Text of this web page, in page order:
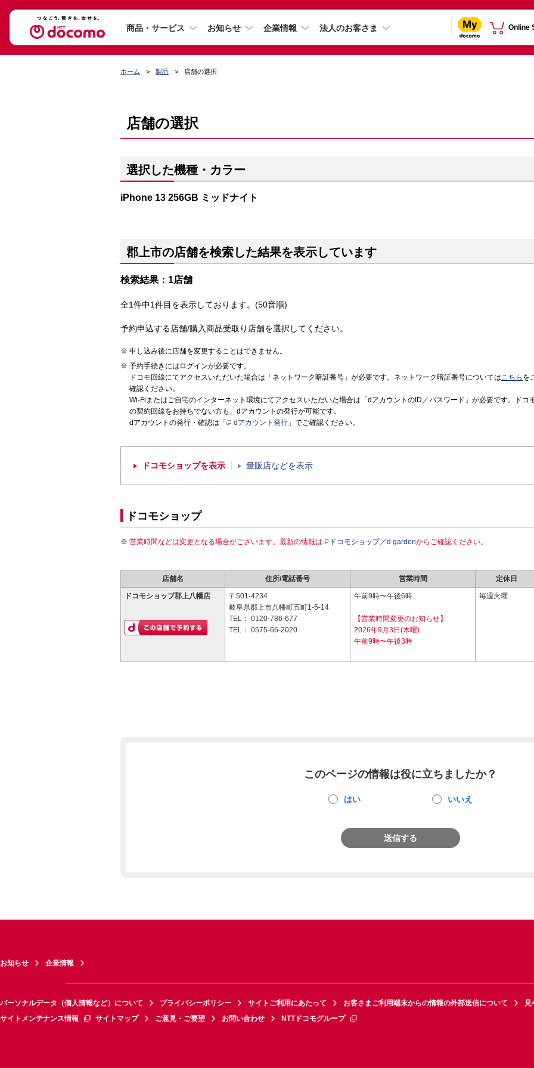
商品・サービス お知らせ 企業情報 法人のお客さま Online
ホーム 製品 店舗の選択
店舗の選択
選択した機種・カラー
iPhone 13 256GB ミッドナイト
郡上市の店舗を検索した結果を表示しています
検索結果：1店舗
全1件中1件目を表示しております。(50音順)
予約申込する店舗/購入商品受取り店舗を選択してください。
申し込み後に店舗を変更することはできません。
予約手続きにはログインが必要です。
ドコモ回線にてアクセスいただいた場合は「ネットワーク暗証番号」が必要です。ネットワーク暗証番号についてはこちら を
確認ください。
Wi-Fiまたはご自宅のインターネット環境にてアクセスいただいた場合は「dアカウントのID／パスワード」が必要です。ドコ
の契約回線をお持ちでない方も、dアカウントの発行が可能です。
dアカウントの発行・確認は「
dアカウント発行 」でご確認ください。
ドコモショップを表示 量販店などを表示
ドコモショップ
営業時間などは変更となる場合がございます。最新の情報は ドコモショップ／d gardenからご確認ください。
店舗名 住所/電話番号 営業時間 定休日
ドコモショップ郡上八幡店
〒501-4234
岐阜県郡上市八幡町五町1-5-14
TEL： 0120-786-677
TEL： 0575-66-2020
午前9時〜午後6時
【営業時間変更のお知らせ】
2026年9月3日(木曜)
午前9時〜午後3時
毎週火曜
このページの情報は役に立ちましたか？
はい いいえ
送信する
お知らせ 企業情報
パーソナルデータ（個人情報など）について プライバシーポリシー サイトご利用にあたって お客さまご利用端末からの情報の外部送信について
見
サイトメンテナンス情報
サイトマップ ご意見・ご要望 お問い合わせ NTTドコモグループ